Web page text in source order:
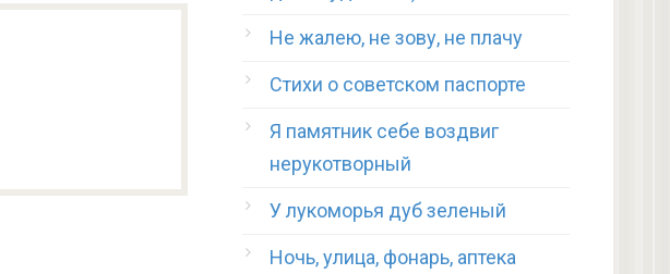
Не жалею, не зову, не плачу
Стихи о советском паспорте
Я памятник себе воздвиг
нерукотворный
У лукоморья дуб зеленый
Ночь, улица, фонарь, аптека